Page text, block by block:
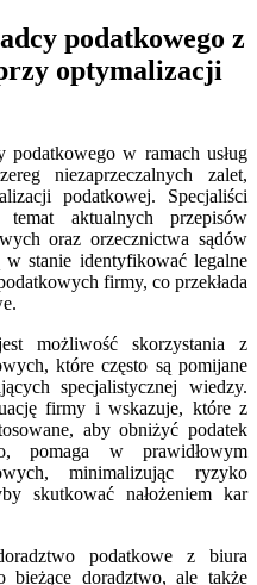
podatkowego z
optymalizacji
podatkowego w ramach usług
niezaprzeczalnych zalet,
podatkowej. Specjaliści
aktualnych przepisów
oraz orzecznictwa sądów
stanie identyfikować legalne
firmy, co przekłada
możliwość skorzystania z
które często są pomijane
specjalistycznej wiedzy.
firmy i wskazuje, które z
aby obniżyć podatek
pomaga w prawidłowym
minimalizując ryzyko
skutkować nałożeniem kar
podatkowe z biura
bieżące doradztwo, ale także